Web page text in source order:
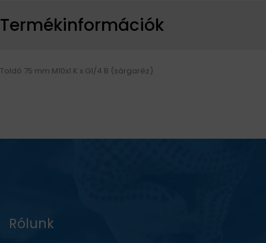
Termékinformációk
Toldó 75 mm M10x1 K x G1/4 B (sárgaréz)
Rólunk